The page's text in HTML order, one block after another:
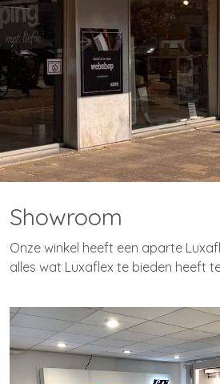
Showroom
Onze winkel heeft een aparte
alles wat Luxaflex te bieden heeft